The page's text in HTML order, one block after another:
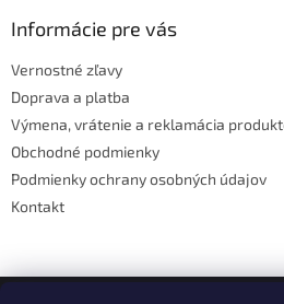
Informácie pre vás
Vernostné zľavy
Doprava a platba
Výmena, vrátenie a reklamácia
Obchodné podmienky
Podmienky ochrany osobných údajov
Kontakt
Facebook